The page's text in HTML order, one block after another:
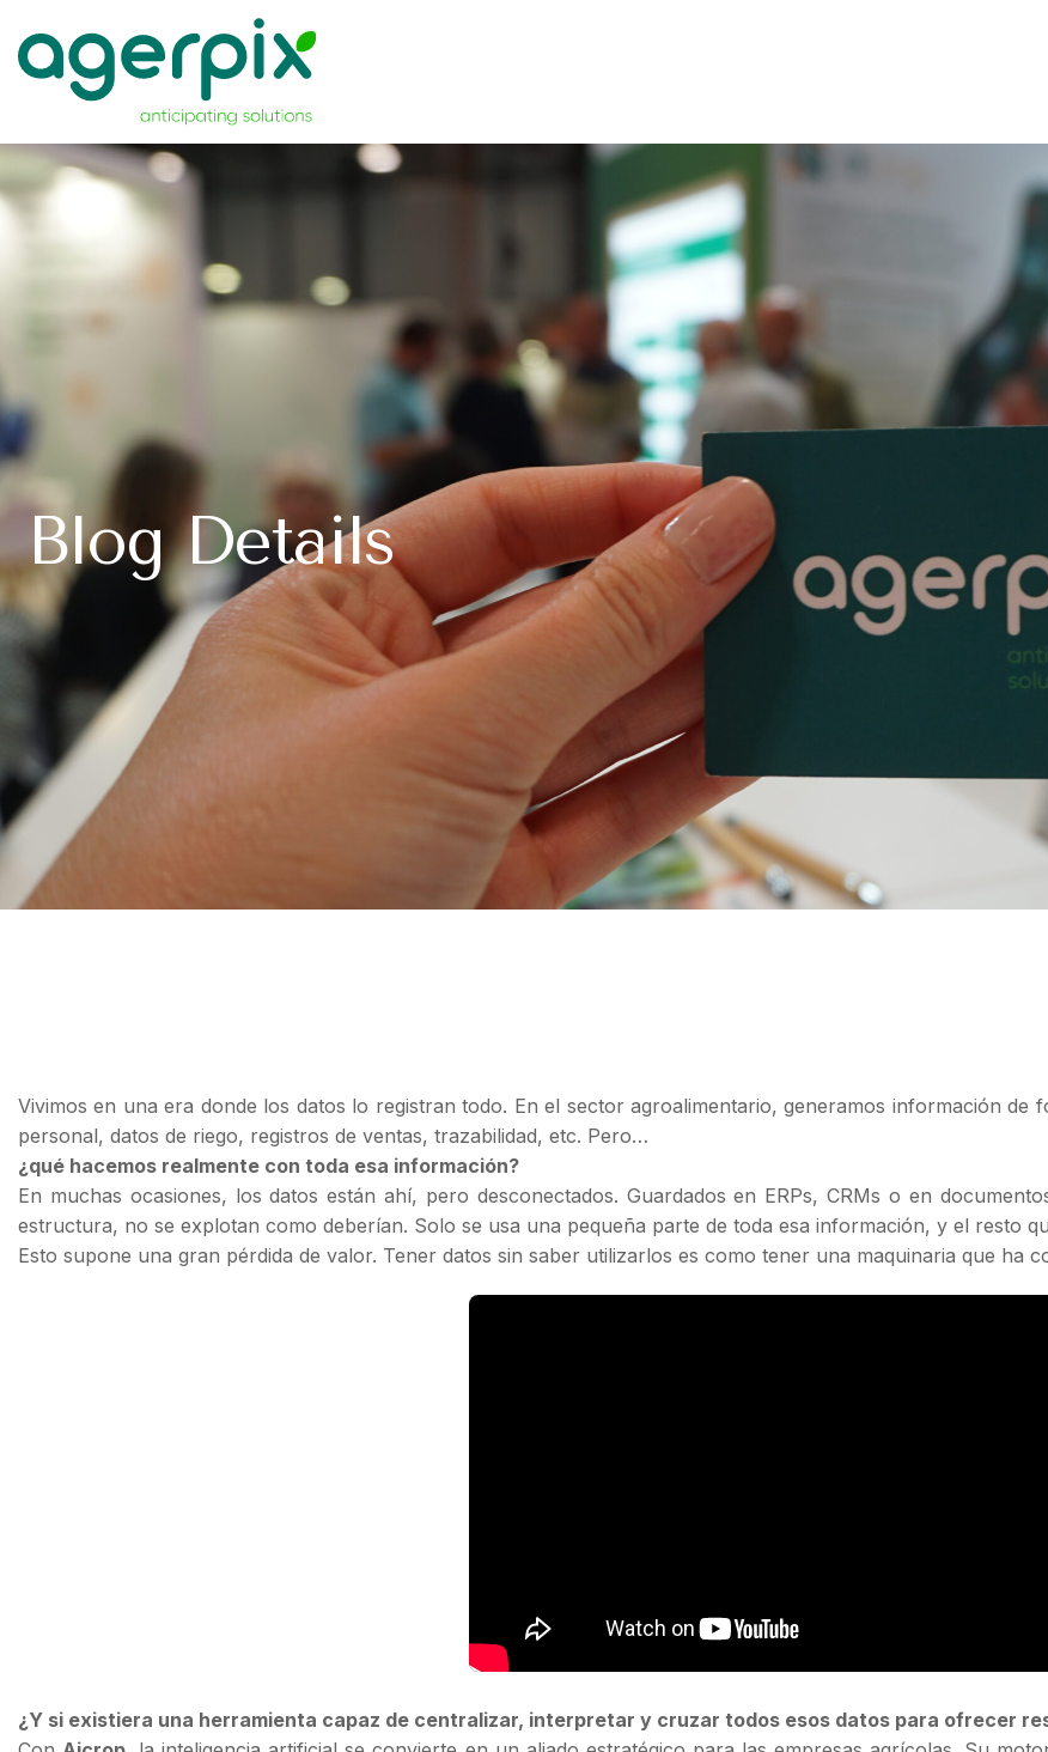
Blog Details
Vivimos en una era donde los datos lo registran todo. En el sector agroalimentario, generamos información de
personal, datos de riego, registros de ventas, trazabilidad, etc. Pero…
¿qué hacemos realmente con toda esa información?
En muchas ocasiones, los datos están ahí, pero desconectados. Guardados en ERPs, CRMs o en
estructura, no se explotan como deberían. Solo se usa una pequeña parte de toda esa información, y el resto
Esto supone una gran pérdida de valor. Tener datos sin saber utilizarlos es como tener una maquinaria que ha
¿Y si existiera una herramienta capaz de centralizar, interpretar y cruzar todos esos datos para ofrecer